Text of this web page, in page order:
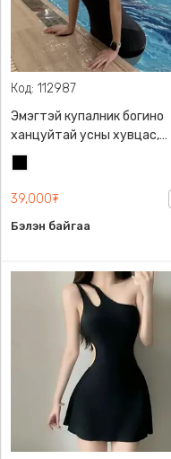
Код: 112987
Эмэгтэй купалник богино
ханцуйтай усны хувцас,
боди загвартай тул биеийн
галбирыг тодотгоно
39,000₮
Бэлэн байгаа